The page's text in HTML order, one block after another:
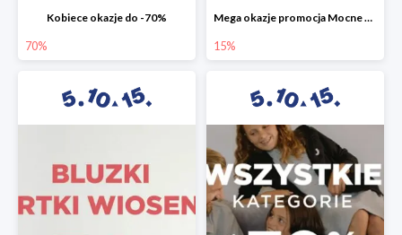
Kobiece okazje do -70%
70%
Mega okazje promocja Mocne marki do -70%
15%